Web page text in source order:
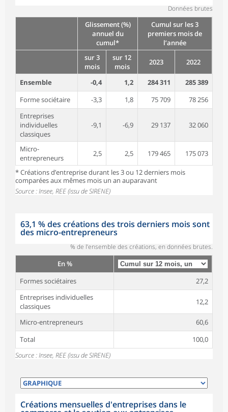
Données brutes
Glissement (%)
annuel du
cumul*
Cumul sur les 3
premiers mois de
l’année
sur 3
mois
sur 12
mois
2023 2022
Ensemble -0,4 1,2 284 311
285 389
Forme sociétaire
-3,3 1,8 75 709
78 256
Entreprises
individuelles
classiques
-9,1 -6,9 29 137 32 060
Micro-
entrepreneurs
2,5 2,5 179 465 175 073
* Créations d’entreprise durant les 3 ou 12 derniers mois
comparées aux mêmes mois un an auparavant
Source : Insee, REE (issu de SIRENE)
63,1 % des créations des trois derniers mois sont
des micro-entrepreneurs
% de l’ensemble des créations, en données brutes.
En %
Formes sociétaires
27,2
Entreprises individuelles
classiques
12,2
Micro-entrepreneurs
60,6
Total
100,0
Source : Insee, REE (issu de SIRENE)
Créations mensuelles d'entreprises dans le